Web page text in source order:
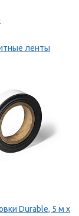
ленты
Durable, 5 м х